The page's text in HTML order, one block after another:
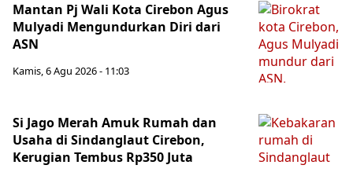
Mantan Pj Wali Kota Cirebon Agus
Mulyadi Mengundurkan Diri dari
ASN
Kamis, 6 Agu 2026 - 11:03
Si Jago Merah Amuk Rumah dan
Usaha di Sindanglaut Cirebon,
Kerugian Tembus Rp350 Juta